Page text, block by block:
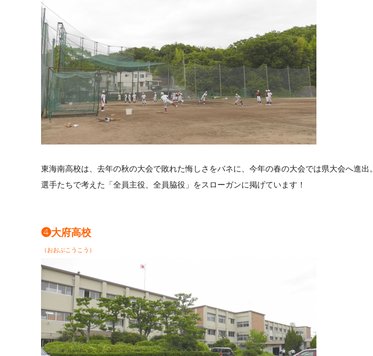
東海南高校は、去年の秋の大会で敗れた悔しさをバネに、 今年の春の大会では県大会へ進出。
選手たちで考えた「全員主役、全員脇役」をスローガンに掲げています！
❹大府高校
（おおぶこうこう）